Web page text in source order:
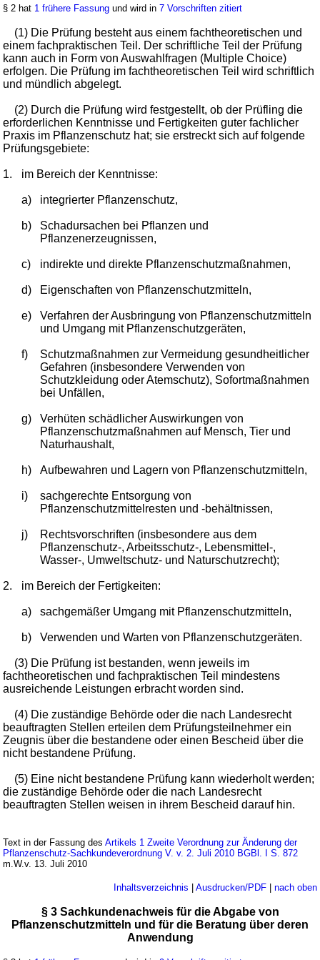
§ 2 hat 1 frühere Fassung und wird in7 Vorschriften zitiert
(1) Die Prüfung besteht aus einem fachtheoretischen und
einem fachpraktischen Teil. Der schriftliche Teil der Prüfung
kann auch in Form von Auswahlfragen (Multiple Choice)
erfolgen. Die Prüfung im fachtheoretischen Teil wird schriftlich
und mündlich abgelegt.
(2) Durch die Prüfung wird festgestellt, ob der Prüfling die
erforderlichen Kenntnisse und Fertigkeiten guter fachlicher
Praxis im Pflanzenschutz hat; sie erstreckt sich auf folgende
Prüfungsgebiete:
1. im Bereich der Kenntnisse:
a) integrierter Pflanzenschutz,
b)
Schadursachen bei Pflanzen und
Pflanzenerzeugnissen,
c) indirekte und direkte Pflanzenschutzmaßnahmen,
d) Eigenschaften von Pflanzenschutzmitteln,
e)
Verfahren der Ausbringung von Pflanzenschutzmitteln
und Umgang mit Pflanzenschutzgeräten,
f)
Schutzmaßnahmen zur Vermeidung gesundheitlicher
Gefahren (insbesondere Verwenden von
Schutzkleidung oder Atemschutz), Sofortmaßnahmen
bei Unfällen,
g)
Verhüten schädlicher Auswirkungen von
Pflanzenschutzmaßnahmen auf Mensch, Tier und
Naturhaushalt,
h) Aufbewahren und Lagern von Pflanzenschutzmitteln,
i)
sachgerechte Entsorgung von
Pflanzenschutzmittelresten und -behältnissen,
j)
Rechtsvorschriften (insbesondere aus dem
Pflanzenschutz-, Arbeitsschutz-, Lebensmittel-,
Wasser-, Umweltschutz- und Naturschutzrecht);
2. im Bereich der Fertigkeiten:
a) sachgemäßer Umgang mit Pflanzenschutzmitteln,
b) Verwenden und Warten von Pflanzenschutzgeräten.
(3) Die Prüfung ist bestanden, wenn jeweils im
fachtheoretischen und fachpraktischen Teil mindestens
ausreichende Leistungen erbracht worden sind.
(4) Die zuständige Behörde oder die nach Landesrecht
beauftragten Stellen erteilen dem Prüfungsteilnehmer ein
Zeugnis über die bestandene oder einen Bescheid über die
nicht bestandene Prüfung.
(5) Eine nicht bestandene Prüfung kann wiederholt werden;
die zuständige Behörde oder die nach Landesrecht
beauftragten Stellen weisen in ihrem Bescheid darauf hin.
Text in der Fassung desArtikels 1 Zweite Verordnung zur Änderung der
Pflanzenschutz-Sachkundeverordnung V. v. 2. Juli 2010 BGBl. I S. 872
m.W.v. 13. Juli 2010
Inhaltsverzeichnis | Ausdrucken/PDF| nach oben
§ 3 Sachkundenachweis für die Abgabe von
Pflanzenschutzmitteln und für die Beratung über deren
Anwendung